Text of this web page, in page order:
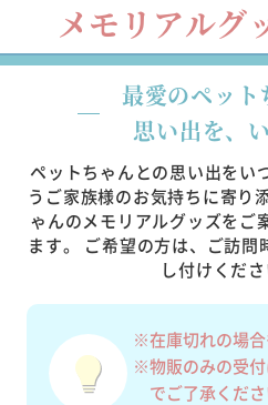
メモリアルグ
最愛のペット
思い出を、
ペットちゃんとの思い出をい
うご家族様のお気持ちに寄り添
ゃんのメモリアルグッズをご
ます。
ご希望の方は、ご訪問
し付けくださ
※在庫切れの場合
※物販のみの受
でご了承くださ